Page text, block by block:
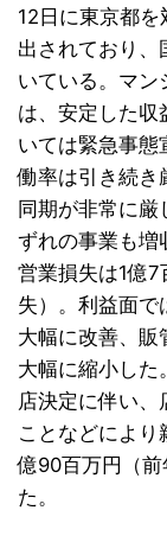
12日に東京都
出されており、
いている。マン
は、安定した収
いては緊急事態
働率は引き続き
同期が非常に
ずれの事業も増
営業損失は1億
失）。利益面で
大幅に改善、販
大幅に縮小した
店決定に伴い、
ことなどにより
億90百万円（
た。